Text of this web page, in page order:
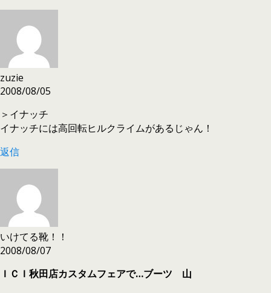
zuzie
2008/08/05
＞イナッチ
イナッチには高回転ヒルクライムがあるじゃん！
返信
いけてる靴！！
2008/08/07
ＩＣＩ秋田店カスタムフェアで…ブーツ 山